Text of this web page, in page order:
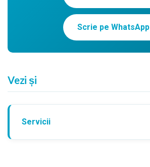
Scrie pe WhatsApp
Vezi și
Servicii